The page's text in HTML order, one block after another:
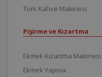
Türk Kahve Makinesi
Pişirme ve Kızartma
Ekmek Kızartma Makinesi
Ekmek Yapma